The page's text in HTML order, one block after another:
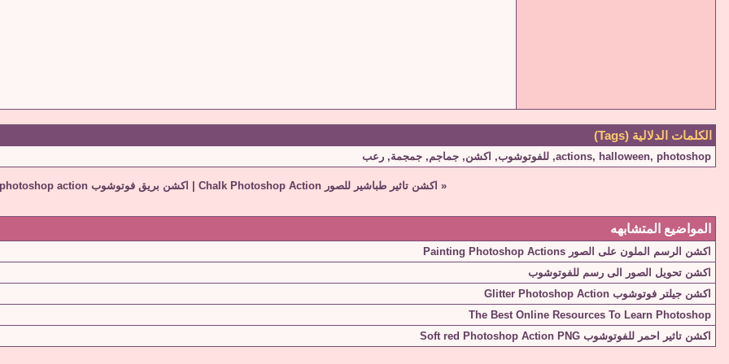
الكلمات الدلالية (Tags)
actions, halloween, photoshop
, للفوتوشوب, اكشن, جماجم, جمجمة, رعب
« اكشن تاثير طباشير للصور Chalk Photoshop Action اكشن بريق فوتوشوب Sparkle effect photoshop action
المواضيع المتشابهه
اكشن الرسم الملون على الصور Painting Photoshop Actions
اكشن تحويل الصور الى رسم للفوتوشوب
اكشن جيلتر فوتوشوب Glitter Photoshop Action
The Best Online Resources To Learn Photoshop
اكشن تاثير احمر للفوتوشوب Soft red Photoshop Action PNG